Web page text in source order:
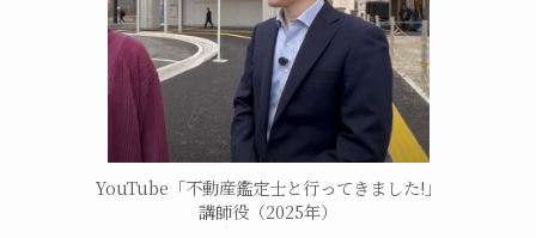
YouTube「不動産鑑定士と行ってきました!」
講師役（2025年）